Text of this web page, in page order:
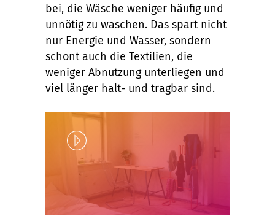
bei, die Wäsche weniger häufig und
unnötig zu waschen. Das spart nicht
nur Energie und Wasser, sondern
schont auch die Textilien, die
weniger Abnutzung unterliegen und
viel länger halt- und tragbar sind.
Play